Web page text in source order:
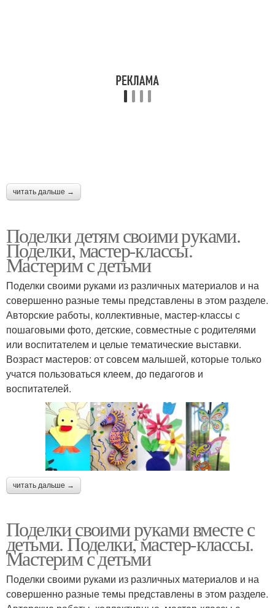
читать дальше →
Поделки детям своими руками.
Поделки, мастер-классы.
Мастерим с детьми
Поделки своими руками из различных материалов и на
совершенно разные темы представлены в этом разделе.
Авторские работы, коллективные, мастер-классы с
пошаговыми фото, детские, совместные с родителями
или воспитателем и целые тематические выставки.
Возраст мастеров: от совсем малышей, которые только
учатся пользоваться клеем, до педагогов и
воспитателей.
читать дальше →
Поделки своими руками вместе с
детьми. Поделки, мастер-классы.
Мастерим с детьми
Поделки своими руками из различных материалов и на
совершенно разные темы представлены в этом разделе.